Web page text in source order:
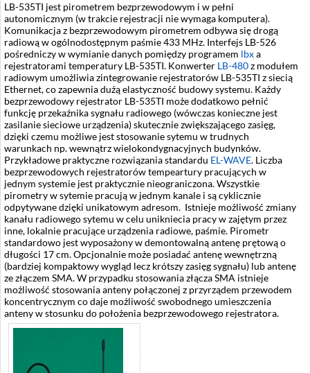
LB-535TI jest pirometrem bezprzewodowym i w pełni
autonomicznym (w trakcie rejestracji nie wymaga komputera).
Komunikacja z bezprzewodowym pirometrem odbywa się drogą
radiową w ogólnodostępnym paśmie 433 MHz. Interfejs LB-526
pośredniczy w wymianie danych pomiędzy programem lbxa
rejestratorami temperatury LB-535TI. Konwerter LB-480z modułem
radiowym umożliwia zintegrowanie rejestratorów LB-535TI z siecią
Ethernet, co zapewnia dużą elastyczność budowy systemu. Każdy
bezprzewodowy rejestrator LB-535TI może dodatkowo pełnić
funkcję przekaźnika sygnału radiowego (wówczas konieczne jest
zasilanie sieciowe urządzenia) skutecznie zwiększającego zasięg,
dzięki czemu możliwe jest stosowanie sytemu w trudnych
warunkach np. wewnątrz wielokondygnacyjnych budynków.
Przykładowe praktyczne rozwiązania standardu EL-WAVE. Liczba
bezprzewodowych rejestratorów tempeartury pracujących w
jednym systemie jest praktycznie nieograniczona. Wszystkie
pirometry w sytemie pracują w jednym kanale i są cyklicznie
odpytywane dzięki unikatowym adresom. Istnieje możliwość zmiany
kanału radiowego sytemu w celu unikniecia pracy w zajętym przez
inne, lokalnie pracujące urządzenia radiowe, paśmie. Pirometr
standardowo jest wyposażony w demontowalną antenę prętową o
długości 17 cm. Opcjonalnie może posiadać antenę wewnętrzną
(bardziej kompaktowy wygląd lecz krótszy zasięg sygnału) lub antenę
ze złączem SMA. W przypadku stosowania złącza SMA istnieje
możliwość stosowania anteny połączonej z przyrządem przewodem
koncentrycznym co daje możliwość swobodnego umieszczenia
anteny w stosunku do położenia bezprzewodowego rejestratora.